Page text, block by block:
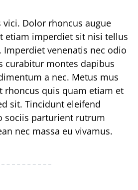
vici. Dolor rhoncus augue
etiam imperdiet sit nisi tellus
Imperdiet venenatis nec odio
curabitur montes dapibus
a nec. Metus mus
rhoncus quis quam etiam et
sit. Tincidunt eleifend
sociis parturient rutrum
nec massa eu vivamus.